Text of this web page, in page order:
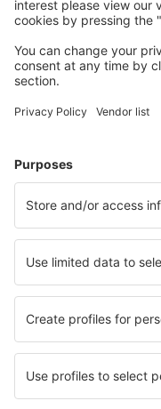
Planifică-ți călătoria
Bilete de avion
Zbor+Hotel
Află mai multe
Companii aeriene